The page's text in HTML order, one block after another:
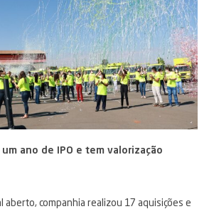
ano de IPO e tem valorização
aberto, companhia realizou 17 aquisições e